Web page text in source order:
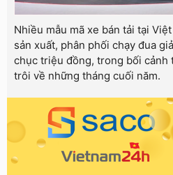
Nhiều mẫu mã xe bán tải tại
sản xuất, phân phối chạy đua
chục triệu đồng, trong bối cảnh
trôi về những tháng cuối năm.